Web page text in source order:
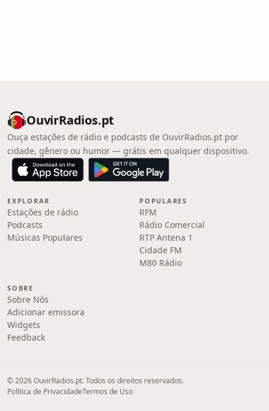
OuvirRadios.pt
Ouça estações de rádio e podcasts de OuvirRadios.pt por
cidade, gênero ou humor — grátis em qualquer dispositivo.
EXPLORAR
Estações de rádio
Podcasts
Músicas Populares
POPULARES
RFM
Rádio Comercial
RTP Antena 1
Cidade FM
M80 Rádio
SOBRE
Sobre Nós
Adicionar emissora
Widgets
Feedback
© 2026 OuvirRadios.pt. Todos os direitos reservados.
Política de PrivacidadeTermos de Uso